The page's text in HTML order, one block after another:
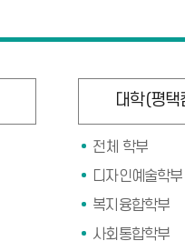
대학(평택
전체 학부
디자인예술학부
복지융합학부
사회통합학부